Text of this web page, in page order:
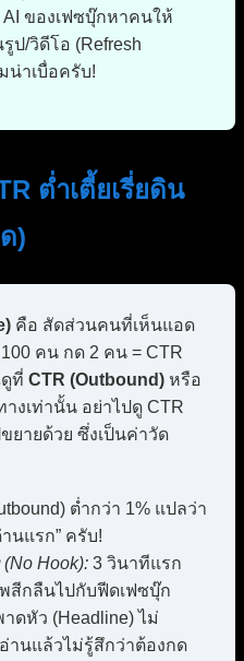
AI ของเฟซบุ๊กหาคนให้
ป/วิดีโอ (Refresh
น่าเบื่อครับ!
ต่ำเตี้ยเรี่ยดิน
)
คือ สัดส่วนคนที่เห็นแอด
คน กด 2 คน = CTR
ที่ CTR (Outbound) หรือ
งเท่านั้น อย่าไปดู CTR
ยายด้วย ซึ่งเป็นค่าวัด
ต่ำกว่า 1% แปลว่า
นแรก” ครับ!
Hook): 3 วินาทีแรก
สีกลืนไปกับฟีดเฟซบุ๊ก
าดหัว (Headline) ไม่
านแล้วไม่รู้สึกว่าต้องกด